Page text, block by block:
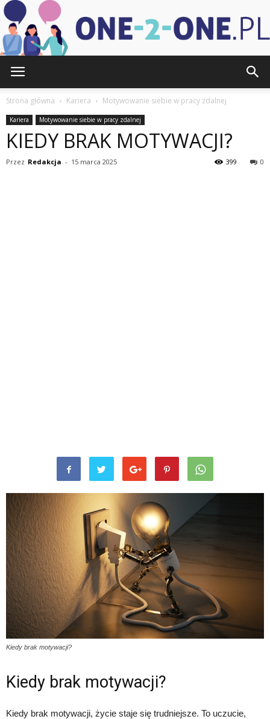
2-
Strona główna Kariera Motywowanie siebie w pracy zdalnej
Kariera Motywowanie siebie w pracy zdalnej
KIEDY BRAK MOTYWACJI?
Przez Redakcja - 15 marca 2025 0
399
Kiedy brak motywacji?
Kiedy brak motywacji?
Kiedy brak motywacji, życie staje się trudniejsze. To uczucie,